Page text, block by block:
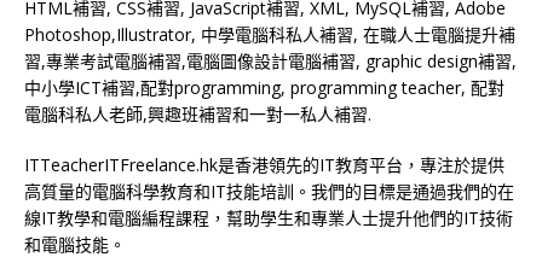
HTML補習, CSS補習, JavaScript補習, XML, MySQL補習, Adobe
Photoshop,Illustrator, 中學電腦科私人補習, 在職人士電腦提升補
習,專業考試電腦補習,電腦圖像設計電腦補習, graphic design補習,
中小學ICT補習,配對programming, programming teacher, 配對
電腦科私人老師,興趣班補習和一對一私人補習.
ITTeacherITFreelance.hk是香港領先的IT教育平台，專注於提供
高質量的電腦科學教育和IT技能培訓。我們的目標是通過我們的在
線IT教學和電腦編程課程，幫助學生和專業人士提升他們的IT技術
和電腦技能。